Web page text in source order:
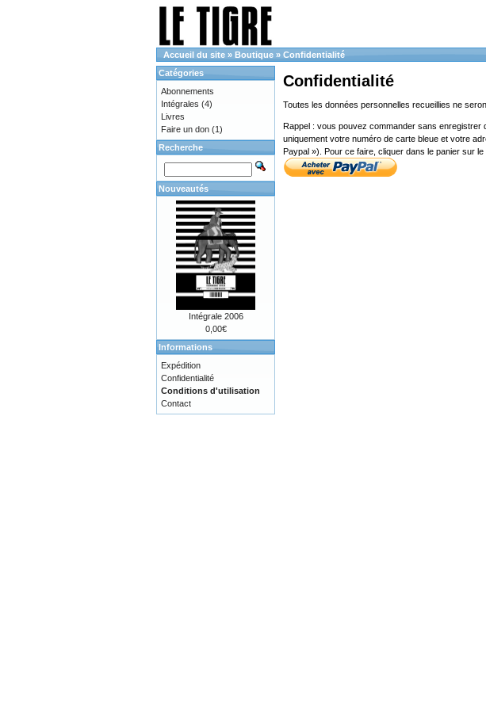
Accueil du site » Boutique » Confidentialité
Confidentialité
Toutes les données personnelles recueillies ne
Rappel : vous pouvez commander sans enregistrer
uniquement votre numéro de carte bleue et votre
Paypal »). Pour ce faire, cliquer dans le panier sur
Catégories
Abonnements
Intégrales (4)
Livres
Faire un don (1)
Recherche
Nouveautés
Intégrale 2006
0,00€
Informations
Expédition
Confidentialité
Conditions d'utilisation
Contact